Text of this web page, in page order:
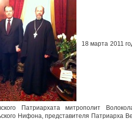
18 марта 2011
Патриархата митрополит
Нифона, представителя Патриарха